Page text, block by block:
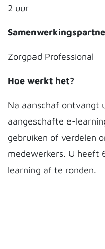
2 uur
Zorgpad Professional
Hoe werkt het?
Na aanschaf ontvangt
aangeschafte e-
gebruiken of verdelen
medewerkers. U heeft
learning af te ronden.